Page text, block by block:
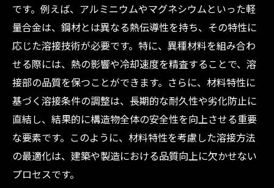
です。例えば、アルミニウムやマグネシウムといった軽
量合金は、鋼材とは異なる熱伝導性を持ち、その特性に
応じた溶接技術が必要です。特に、異種材料を組み合わ
せる際には、熱の影響や冷却速度を精査することで、溶
接部の品質を保つことができます。さらに、材料特性に
基づく溶接条件の調整は、長期的な耐久性や劣化防止に
直結し、結果的に構造物全体の安全性を向上させる重要
な要素です。このように、材料特性を考慮した溶接方法
の最適化は、建築や製造における品質向上に欠かせない
プロセスです。